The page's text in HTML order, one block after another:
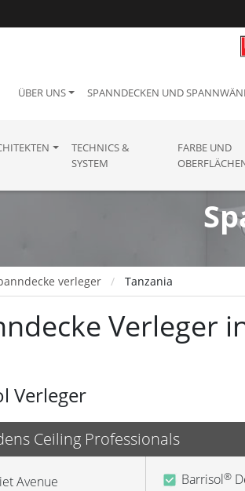
ÜBER UNS SPANNDECKEN UND
TECHNICS &
SYSTEM
FARBE UND
verleger Tanzania
Verleger
Verleger
Ceiling Professionals
Avenue
Barrisol®